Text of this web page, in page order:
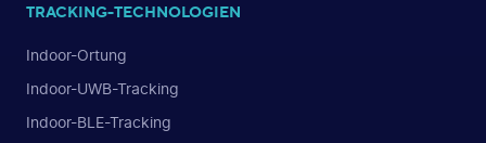
TRACKING-TECHNOLOGIEN
Indoor-Ortung
Indoor-UWB-Tracking
Indoor-BLE-Tracking